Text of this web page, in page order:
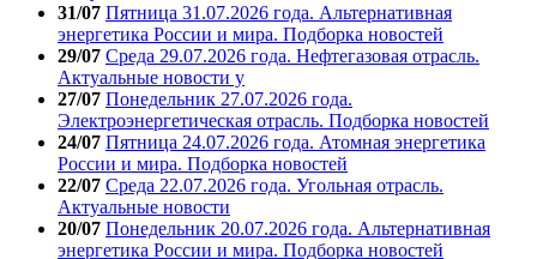
31/07 Пятница 31.07.2026 года. Альтернативная
энергетика России и мира. Подборка новостей
29/07 Среда 29.07.2026 года. Нефтегазовая отрасль.
Актуальные новости у
27/07 Понедельник 27.07.2026 года.
Электроэнергетическая отрасль. Подборка новостей
24/07 Пятница 24.07.2026 года. Атомная энергетика
России и мира. Подборка новостей
22/07 Среда 22.07.2026 года. Угольная отрасль.
Актуальные новости
20/07 Понедельник 20.07.2026 года. Альтернативная
энергетика России и мира. Подборка новостей